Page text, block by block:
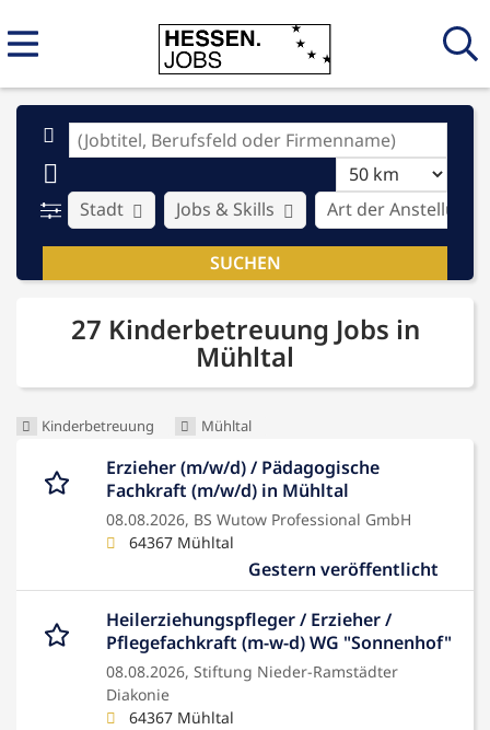
Stadt Art der Anstellung
Jobs & Skills
27 Kinderbetreuung Jobs in
Mühltal
Kinderbetreuung Mühltal
Erzieher (m/w/d) / Pädagogische
Fachkraft (m/w/d) in Mühltal
08.08.2026, BS Wutow Professional GmbH
64367 Mühltal
Gestern veröffentlicht
Heilerziehungspfleger / Erzieher /
Pflegefachkraft (m-w-d) WG "Sonnenhof"
08.08.2026, Stiftung Nieder-Ramstädter
Diakonie
64367 Mühltal